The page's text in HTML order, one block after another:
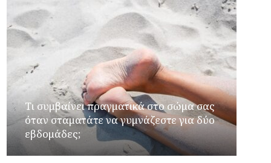
Τι συμβαίνει πραγματικά στο σώμα σας
όταν σταματάτε να γυμνάζεστε για δύο
εβδομάδες;